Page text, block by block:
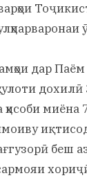
дар
дохилӣ